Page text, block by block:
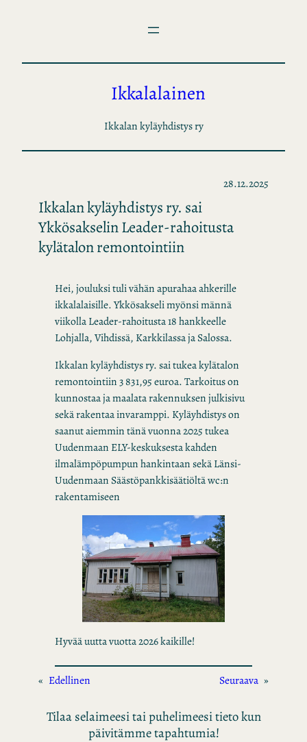
Ikkalalainen
Ikkalan kyläyhdistys ry
28.12.2025
Ikkalan kyläyhdistys ry. sai
Ykkösakselin Leader-rahoitusta
kylätalon remontointiin
Hei, jouluksi tuli vähän apurahaa ahkerille
ikkalalaisille. Ykkösakseli myönsi männä
viikolla Leader-rahoitusta 18 hankkeelle
Lohjalla, Vihdissä, Karkkilassa ja Salossa.
Ikkalan kyläyhdistys ry. sai tukea kylätalon
remontointiin 3 831,95 euroa. Tarkoitus on
kunnostaa ja maalata rakennuksen julkisivu
sekä rakentaa invaramppi. Kyläyhdistys on
saanut aiemmin tänä vuonna 2025 tukea
Uudenmaan ELY-keskuksesta kahden
ilmalämpöpumpun hankintaan sekä Länsi-
Uudenmaan Säästöpankkisäätiöltä wc:n
rakentamiseen
Hyvää uutta vuotta 2026 kaikille!
« Edellinen Seuraava »
Tilaa selaimeesi tai puhelimeesi tieto kun
päivitämme tapahtumia!